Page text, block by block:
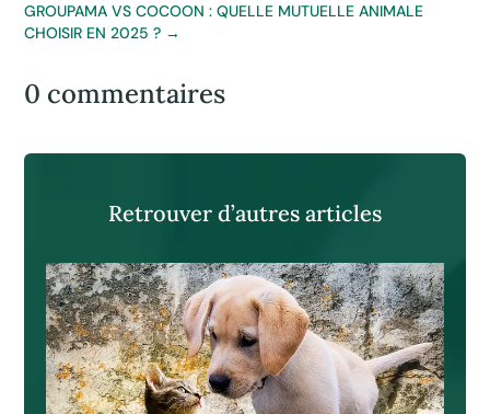
GROUPAMA VS COCOON : QUELLE MUTUELLE ANIMALE
CHOISIR EN 2025 ? →
0 commentaires
Retrouver d’autres articles